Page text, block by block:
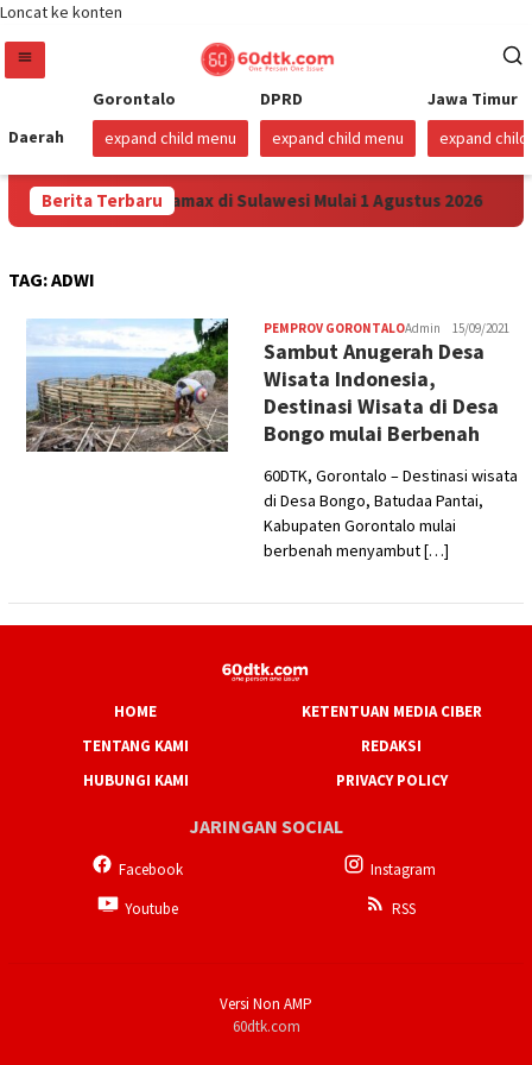
Loncat ke konten
Daerah
Gorontalo
expand child menu
DPRD
expand child menu
Jawa Timur
expand child
Berita Terbaru
Harga Pertamax di Sulawesi Mulai 1 Agustus 2026
TAG:ADWI
PEMPROV GORONTALOAdmin 15/09/2021
Sambut Anugerah Desa
Wisata Indonesia,
Destinasi Wisata di Desa
Bongo mulai Berbenah
60DTK, Gorontalo – Destinasi wisata
di Desa Bongo, Batudaa Pantai,
Kabupaten Gorontalo mulai
berbenah menyambut […]
HOME
KETENTUAN MEDIA CIBER
TENTANG KAMI
REDAKSI
HUBUNGI KAMI
PRIVACY POLICY
JARINGAN SOCIAL
Facebook
Instagram
Youtube
RSS
Versi Non AMP
60dtk.com